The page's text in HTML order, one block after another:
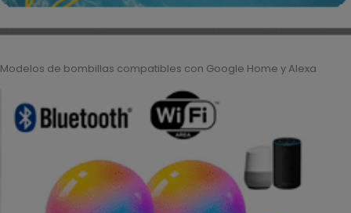
Modelos de bombillas compatibles con Google Home y Alexa